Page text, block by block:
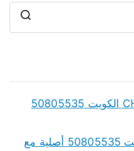
r
قطع غيار شانجان CHANGAN الكويت 50805535
قطع غيار دومي Domi الكويت 50805535 أصلية مع